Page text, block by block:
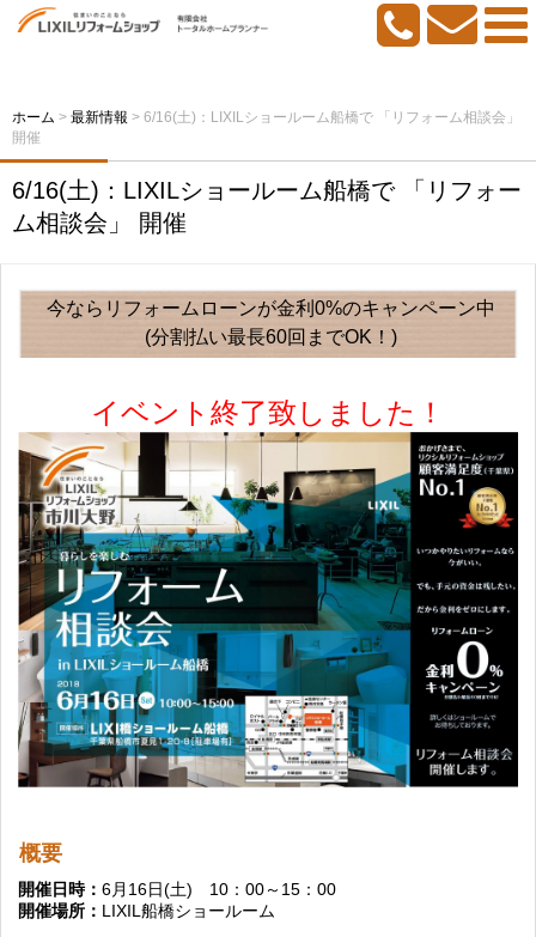
ホーム > 最新情報 > 6/16(土)：LIXILショールーム船橋で 「リフォーム相談会」
開催
6/16(土)：LIXILショールーム船橋で 「リフォー
ム相談会」 開催
今ならリフォームローンが金利0%のキャンペーン中
(分割払い最長60回までOK！)
イベント終了致しました！
概要
開催日時： 6月16日(土) 10：00～15：00
開催場所： LIXIL船橋ショールーム